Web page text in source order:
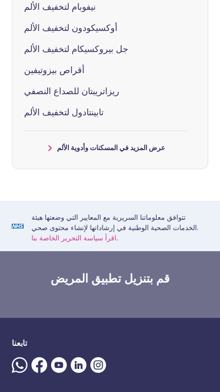
نيفوبام لتخفيف الألم
أوكسيكودون لتخفيف الألم
جل بيروكسيكام لتخفيف الألم
أقراص بيزوتيفين
ريزاتريبتان للصداع النصفي
تابينتادول لتخفيف الألم
عرض المزيد في المسكنات وأدوية الألم
تتوافق معلوماتنا السريرية مع المعايير التي وضعتها هيئة
الخدمات الصحية الوطنية في إرشاداتها لإنشاء محتوى صحي.
اقرأ سياسة التحرير الخاصة بنا.
قم بتنزيل تطبيق المريض
تابعنا